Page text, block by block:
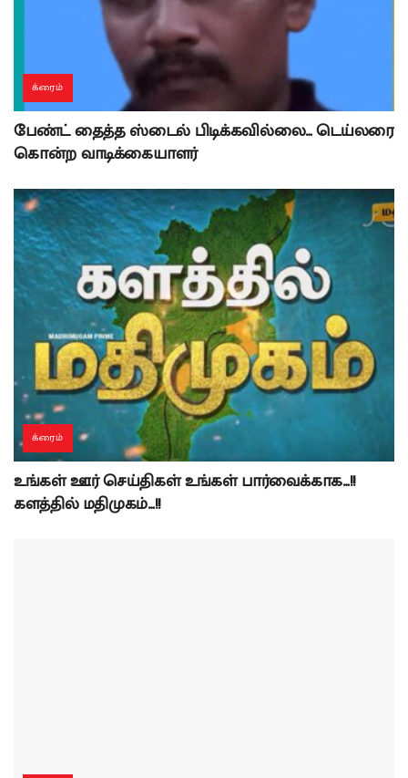
க்ரைம்
பேண்ட் தைத்த ஸ்டைல் பிடிக்கவில்லை… டெய்லரை
கொன்ற வாடிக்கையாளர்
க்ரைம்
உங்கள் ஊர் செய்திகள் உங்கள் பார்வைக்காக…!!
களத்தில் மதிமுகம்…!!